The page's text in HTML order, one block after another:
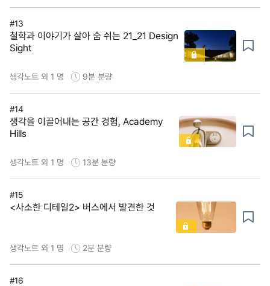
#13
철학과 이야기가 살아 숨 쉬는 21_21 Design
Sight
생각노트 외 1 명 9분 분량
#14
생각을 이끌어내는 공간 경험, Academy
Hills
생각노트 외 1 명 13분 분량
#15
<사소한 디테일2> 버스에서 발견한 것
생각노트 외 1 명 2분 분량
#16